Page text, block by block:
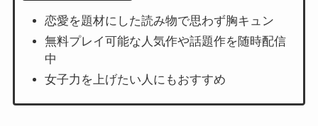
恋愛を題材にした読み物で思わず胸キュン
無料プレイ可能な人気作や話題作を随時配信
中
女子力を上げたい人にもおすすめ